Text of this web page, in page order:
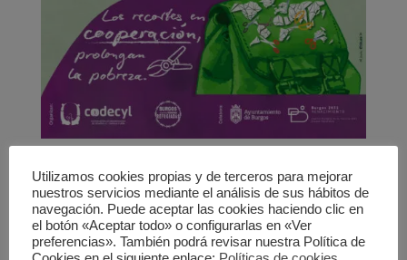
DIA DE LA SOLIDARIDAD |
BURGOS
porvadeongd|Ago 27, 2024
El día 28 de septiembre de 2024, con motivo del día de
Utilizamos cookies propias y de terceros para mejorar
nuestros servicios mediante el análisis de sus hábitos de
navegación. Puede aceptar las cookies haciendo clic en
el botón «Aceptar todo» o configurarlas en «Ver
preferencias». También podrá revisar nuestra Política de